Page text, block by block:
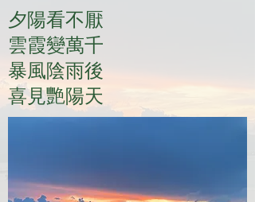
夕陽看不厭
雲霞變萬千
暴風陰雨後
喜見艷陽天